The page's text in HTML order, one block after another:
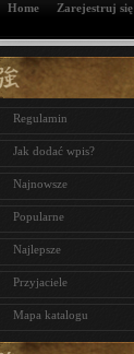
Home Zarejestruj się
Regulamin
Jak dodać wpis?
Najnowsze
Popularne
Najlepsze
Przyjaciele
Mapa katalogu